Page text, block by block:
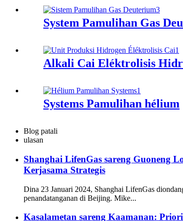
System Pamulihan Gas
Alkali Cai Éléktrolisis
Systems Pamulihan hélium
Blog patali
ulasan
Shanghai LifenGas sareng Guoneng
Kerjasama Strategis
Dina 23 Januari 2024, Shanghai LifenGas
penandatanganan di Beijing. Mike...
Kasalametan sareng Kaamanan: